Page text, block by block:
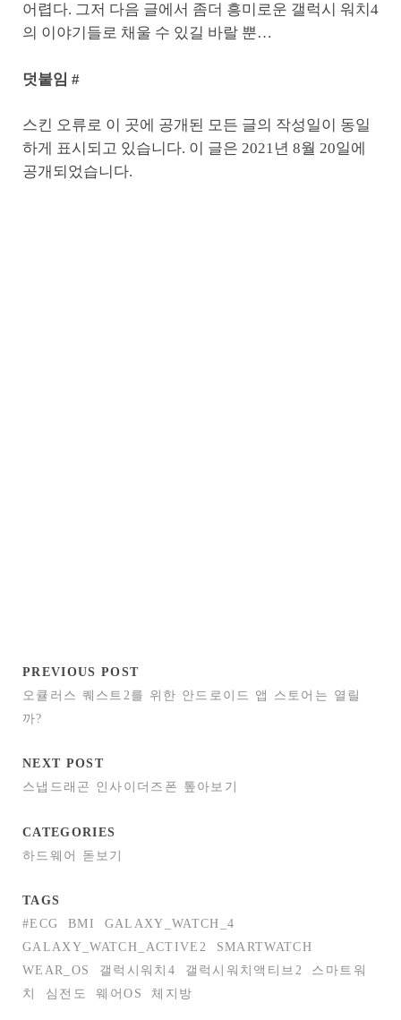
어렵다. 그저 다음 글에서 좀더 흥미로운 갤럭시 워치4
의 이야기들로 채울 수 있길 바랄 뿐…
덧붙임 #
스킨 오류로 이 곳에 공개된 모든 글의 작성일이 동일
하게 표시되고 있습니다. 이 글은 2021년 8월 20일에
공개되었습니다.
PREVIOUS POST
오큘러스 퀘스트2를 위한 안드로이드 앱 스토어는 열릴
까?
NEXT POST
스냅드래곤 인사이더즈폰 톺아보기
CATEGORIES
하드웨어 돋보기
TAGS
#ECG
BMI
GALAXY_WATCH_4
GALAXY_WATCH_ACTIVE2
SMARTWATCH
WEAR_OS
갤럭시워치4 갤럭시워치액티브2
스마트워
치
심전도 웨어OS 체지방